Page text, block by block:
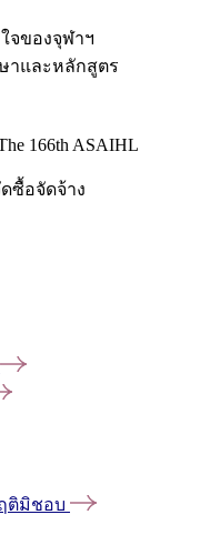
จของจุฬาฯ
าและหลักสูตร
166th ASAIHL
ซื้อจัดจ้าง
ติมิชอบ